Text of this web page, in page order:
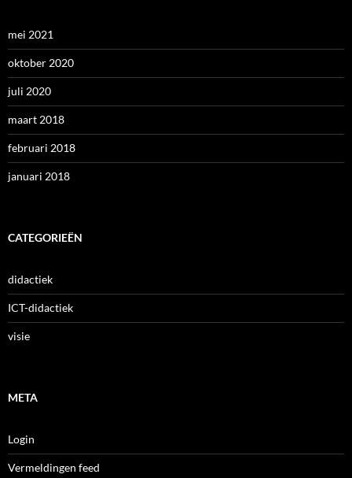
mei 2021
oktober 2020
juli 2020
maart 2018
februari 2018
januari 2018
CATEGORIEËN
didactiek
ICT-didactiek
visie
META
Login
Vermeldingen feed